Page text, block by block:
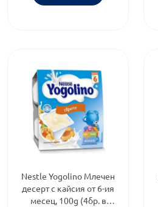
Nestle Yogolino Млечен
десерт с кайсия от 6-ия
месец, 100g (4бр. в